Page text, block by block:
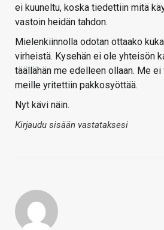
ei kuuneltu, koska tiedettiin mitä
vastoin heidän tahdon.
Mielenkiinnolla odotan ottaako
virheistä. Kysehän ei ole yhteisön
täällähän me edelleen ollaan. Me
meille yritettiin pakkosyöttää.
Nyt kävi näin.
Kirjaudu sisään vastataksesi